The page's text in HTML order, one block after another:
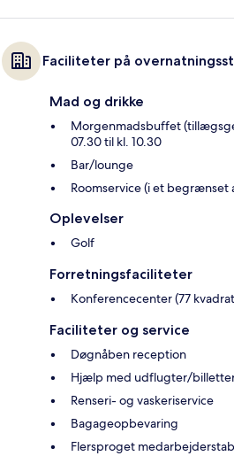
Faciliteter på
Mad og drikke
Morgenmadsbuffet
07.30 til kl. 10.30
Bar/lounge
Roomservice (i et begrænset
Oplevelser
Golf
Forretningsfaciliteter
Konferencecenter (77
Faciliteter og service
Døgnåben reception
Hjælp med udflugter/
Renseri- og vaskeriservice
Bagageopbevaring
Flersproget medarbejderstab